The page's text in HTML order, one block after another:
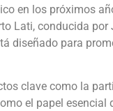
en los próximos
Lati, conducida
diseñado para
clave como la
el papel